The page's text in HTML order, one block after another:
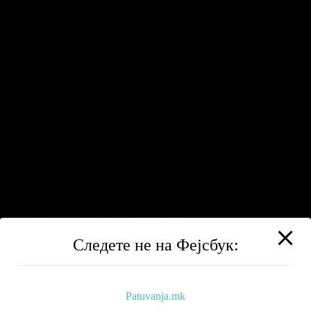
BALKAN TRIP
НИЗ МАКЕДОНИЈА
Следете не на Фејсбук:
Patuvanja.mk